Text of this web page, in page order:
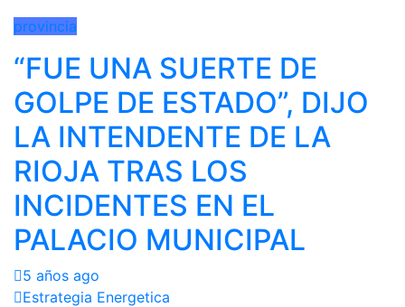
provincia
“FUE UNA SUERTE DE
GOLPE DE ESTADO”, DIJO
LA INTENDENTE DE LA
RIOJA TRAS LOS
INCIDENTES EN EL
PALACIO MUNICIPAL
5 años ago
Estrategia Energetica